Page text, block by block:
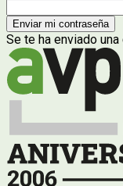
Se te ha enviado